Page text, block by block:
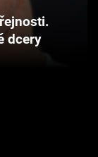
dcery